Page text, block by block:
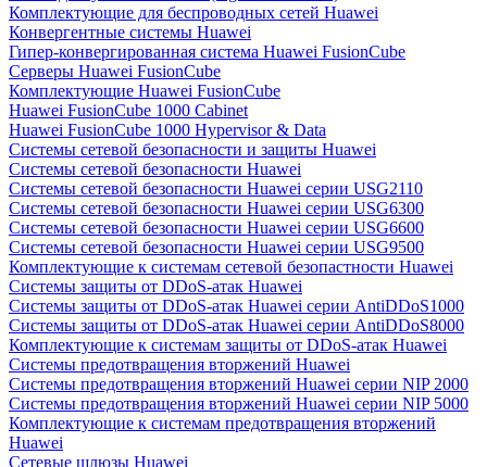
Комплектующие для беспроводных сетей Huawei
Конвергентные системы Huawei
Гипер-конвергированная система Huawei FusionCube
Серверы Huawei FusionCube
Комплектующие Huawei FusionCube
Huawei FusionCube 1000 Cabinet
Huawei FusionCube 1000 Hypervisor & Data
Системы сетевой безопасности и защиты Huawei
Системы сетевой безопасности Huawei
Системы сетевой безопасности Huawei серии USG2110
Системы сетевой безопасности Huawei серии USG6300
Системы сетевой безопасности Huawei серии USG6600
Системы сетевой безопасности Huawei серии USG9500
Комплектующие к системам сетевой безопастности Huawei
Системы защиты от DDoS-атак Huawei
Системы защиты от DDoS-атак Huawei серии AntiDDoS1000
Системы защиты от DDoS-атак Huawei серии AntiDDoS8000
Комплектующие к системам защиты от DDoS-атак Huawei
Системы предотвращения вторжений Huawei
Системы предотвращения вторжений Huawei серии NIP 2000
Системы предотвращения вторжений Huawei серии NIP 5000
Комплектующие к системам предотвращения вторжений
Huawei
Сетевые шлюзы Huawei